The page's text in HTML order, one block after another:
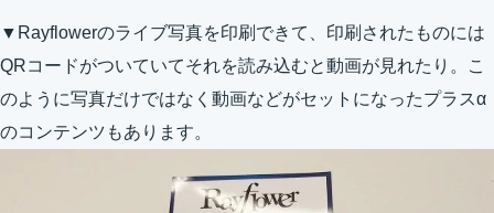
▼Rayflowerのライブ写真を印刷できて、印刷されたものには
QRコードがついていてそれを読み込むと動画が見れたり。こ
のように写真だけではなく動画などがセットになったプラスα
のコンテンツもあります。